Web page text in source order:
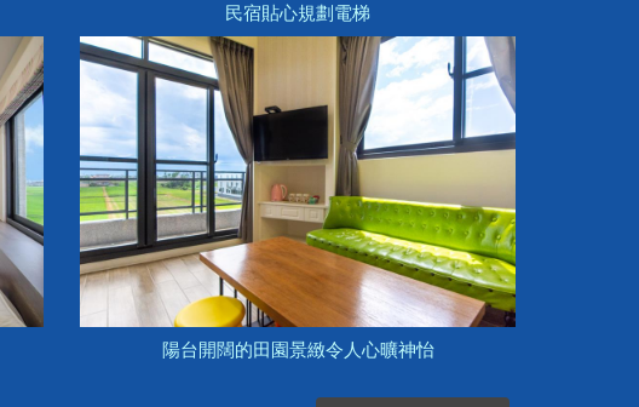
民宿貼心規劃電梯
陽台開闊的田園景緻令人心曠神怡